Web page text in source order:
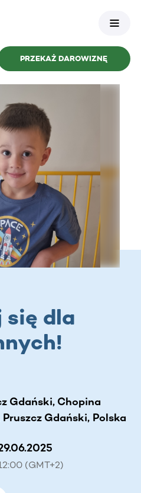
PRZEKAŻ DAROWIZNĘ
dla
Gdański, Chopina
Gdański, Polska
(GMT+2)